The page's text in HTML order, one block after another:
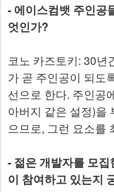
- 에이스컴뱃 주인공
엇인가?
코노 카즈토키: 30년
가 곧 주인공이 되도
선으로 한다. 주인공
아버지 같은 설정)을
으므로, 그런 요소를
- 젊은 개발자를 모
이 참여하고 있는지